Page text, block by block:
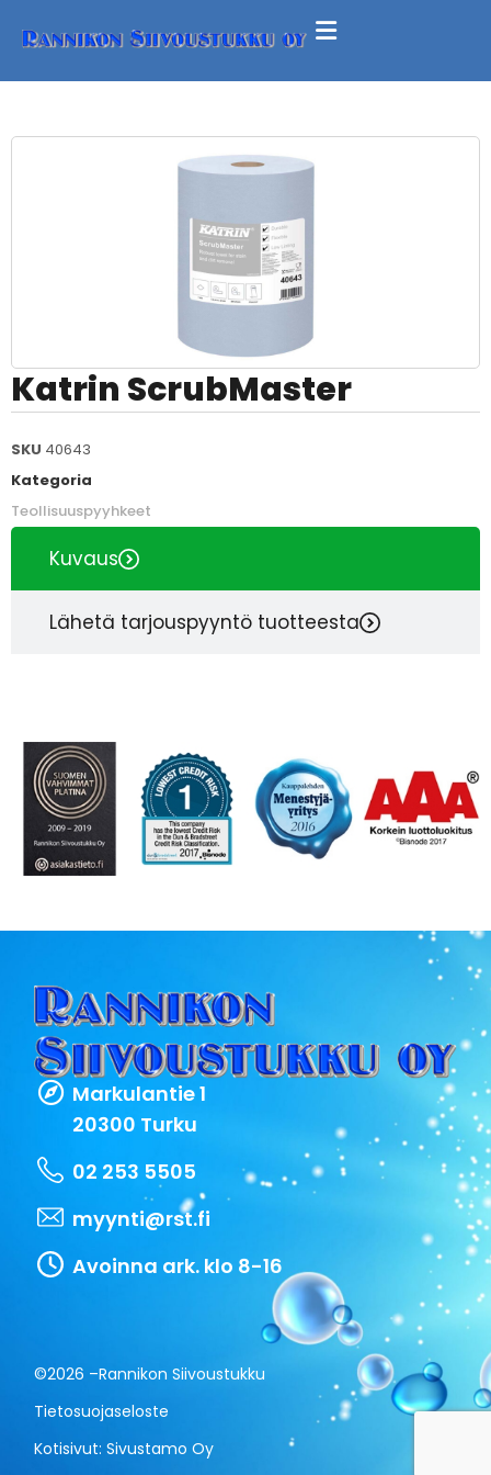
Katrin ScrubMaster
SKU 40643
Kategoria
Teollisuuspyyhkeet
Kuvaus
Lähetä tarjouspyyntö tuotteesta
Markulantie 1
20300 Turku
02 253 5505
myynti@rst.fi
Avoinna ark. klo 8-16
©2026 –Rannikon Siivoustukku
Tietosuojaseloste
Kotisivut:Sivustamo Oy